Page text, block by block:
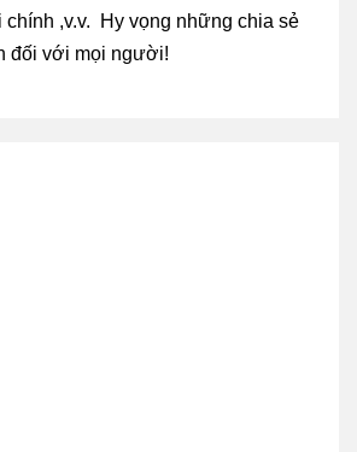
chính ,v.v. Hy vọng những chia sẻ
đối với mọi người!